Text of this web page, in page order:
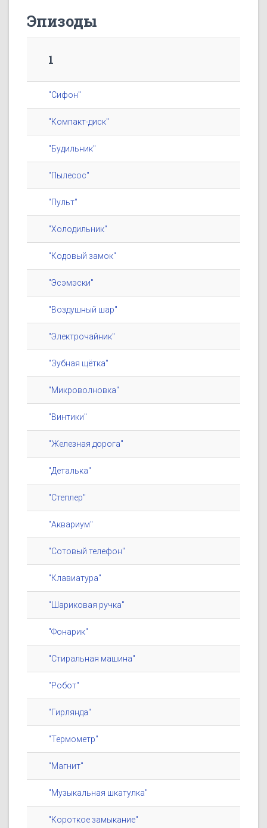
Эпизоды
1
"Сифон"
"Компакт-диск"
"Будильник"
"Пылесос"
"Пульт"
"Холодильник"
"Кодовый замок"
"Эсэмэски"
"Воздушный шар"
"Электрочайник"
"Зубная щётка"
"Микроволновка"
"Винтики"
"Железная дорога"
"Деталька"
"Степлер"
"Аквариум"
"Сотовый телефон"
"Клавиатура"
"Шариковая ручка"
"Фонарик"
"Стиральная машина"
"Робот"
"Гирлянда"
"Термометр"
"Магнит"
"Музыкальная шкатулка"
"Короткое замыкание"